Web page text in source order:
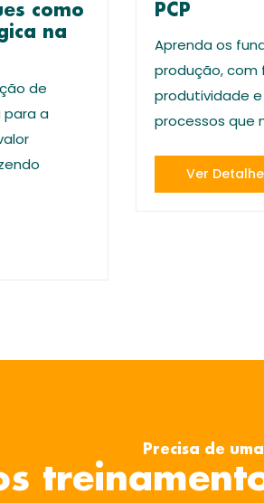
como
na
de
para a
PCP
Aprenda os
produção,
produtividade
processos que
Ver
Precisa de